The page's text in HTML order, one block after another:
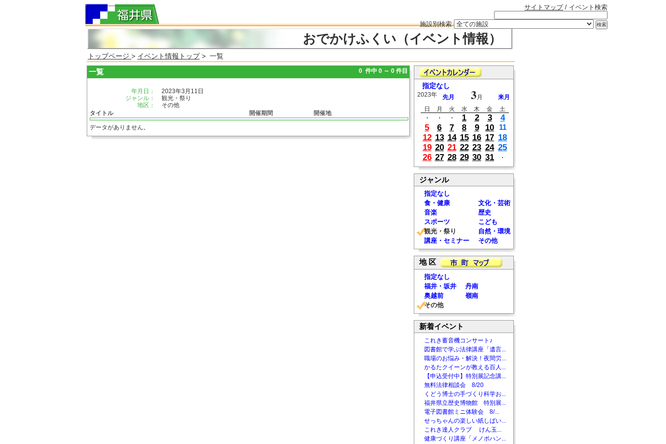
サイトマップ/ イベント検索
施設別検索
おでかけふくい（イベント情報）
トップページ > イベント情報トップ> 一覧
一覧 0 件中 0 ～ 0 件目
年月日：
2023年3月11日
ジャンル：
観光・祭り
地区：
その他
タイトル
開催期間 開催地
データがありません。
指定なし
2023年 先月 3 月
来月
日
月 火 水 木 金
土
・
・ ・ 1 2 3
4
5
6 7 8 9 10 11
12 13 14 15 16 17 18
19 20 21 22 23 24 25
26 27 28 29 30 31 ・
ジャンル
指定なし
食・健康
文化・芸術
音楽
歴史
スポーツ
こども
観光・祭り
自然・環境
講座・セミナー
その他
地 区
指定なし
福井・坂井
丹南
奥越前
嶺南
その他
新着イベント
これき蓄音機コンサート♪
図書館で学ぶ法律講座「遺言...
職場のお悩み・解決！夜間労...
かるたクイーンが教える百人...
【申込受付中】特別展記念講...
無料法律相談会 8/20
くどう博士の手づくり科学お...
福井県立歴史博物館 特別展...
電子図書館ミニ体験会 8/...
せっちゃんの楽しい紙しばい...
これき達人クラブ けん玉...
健康づくり講座「メノポハン...